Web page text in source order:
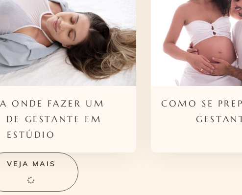
ONDE FAZER UM
DE GESTANTE EM
ESTÚDIO
COMO SE
VEJA MAIS